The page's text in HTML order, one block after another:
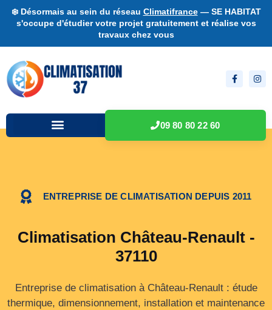
❄️ Désormais au sein du réseau Climatifrance— SE HABITAT
s'occupe d'étudier votre projet gratuitement et réalise vos
travaux chez vous
09 80 80 22 60
ENTREPRISE DE CLIMATISATION DEPUIS 2011
Climatisation Château-Renault -
37110
Entreprise de climatisation à Château-Renault : étude
thermique, dimensionnement, installation et maintenance